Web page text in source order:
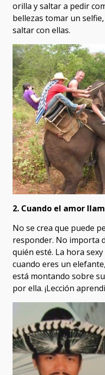
orilla y saltar a pedir
bellezas tomar un
saltar con ellas.
2. Cuando el amor
No se crea que puede
responder. No importa
quién esté. La hora
cuando eres un
está montando sobre
por ella. ¡Lección